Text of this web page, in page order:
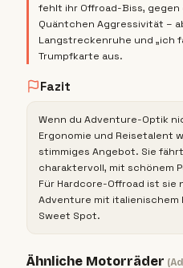
fehlt ihr Offroad-Biss, gegen
Quäntchen Aggressivität –
Langstreckenruhe und „ich
Trumpfkarte aus.
Fazit
Wenn du Adventure-Optik
Ergonomie und Reisetalent
stimmiges Angebot. Sie
charaktervoll, mit schönem
Für Hardcore-Offroad ist
Adventure mit
Sweet Spot.
Ähnliche Motorräder (